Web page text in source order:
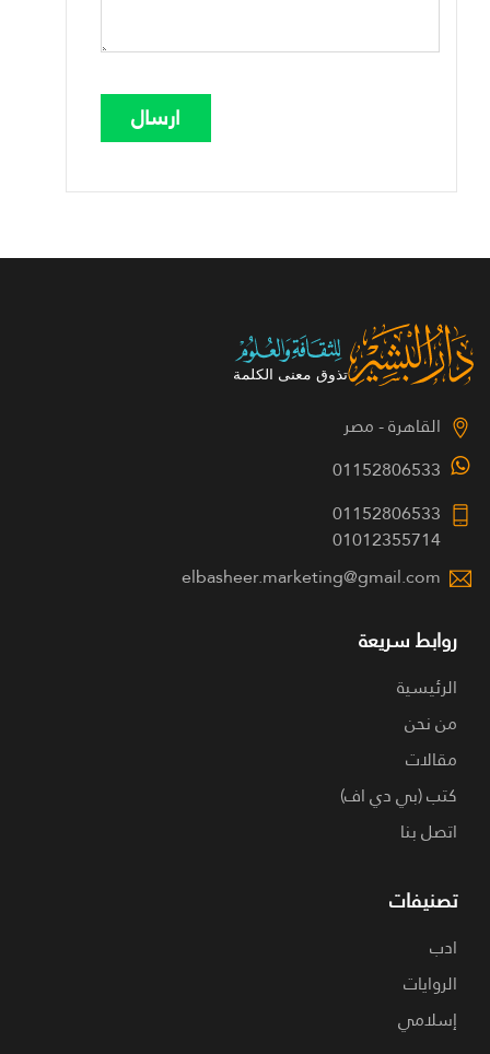
القاهرة - مصر
01152806533
01152806533
01012355714
elbasheer.marketing@gmail.com
روابط سريعة
الرئيسية
من نحن
مقالات
كتب (بي دي اف)
اتصل بنا
تصنيفات
ادب
الروايات
إسلامي